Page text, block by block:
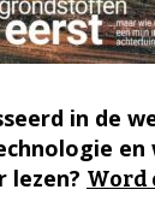
in de
en
lezen? Word